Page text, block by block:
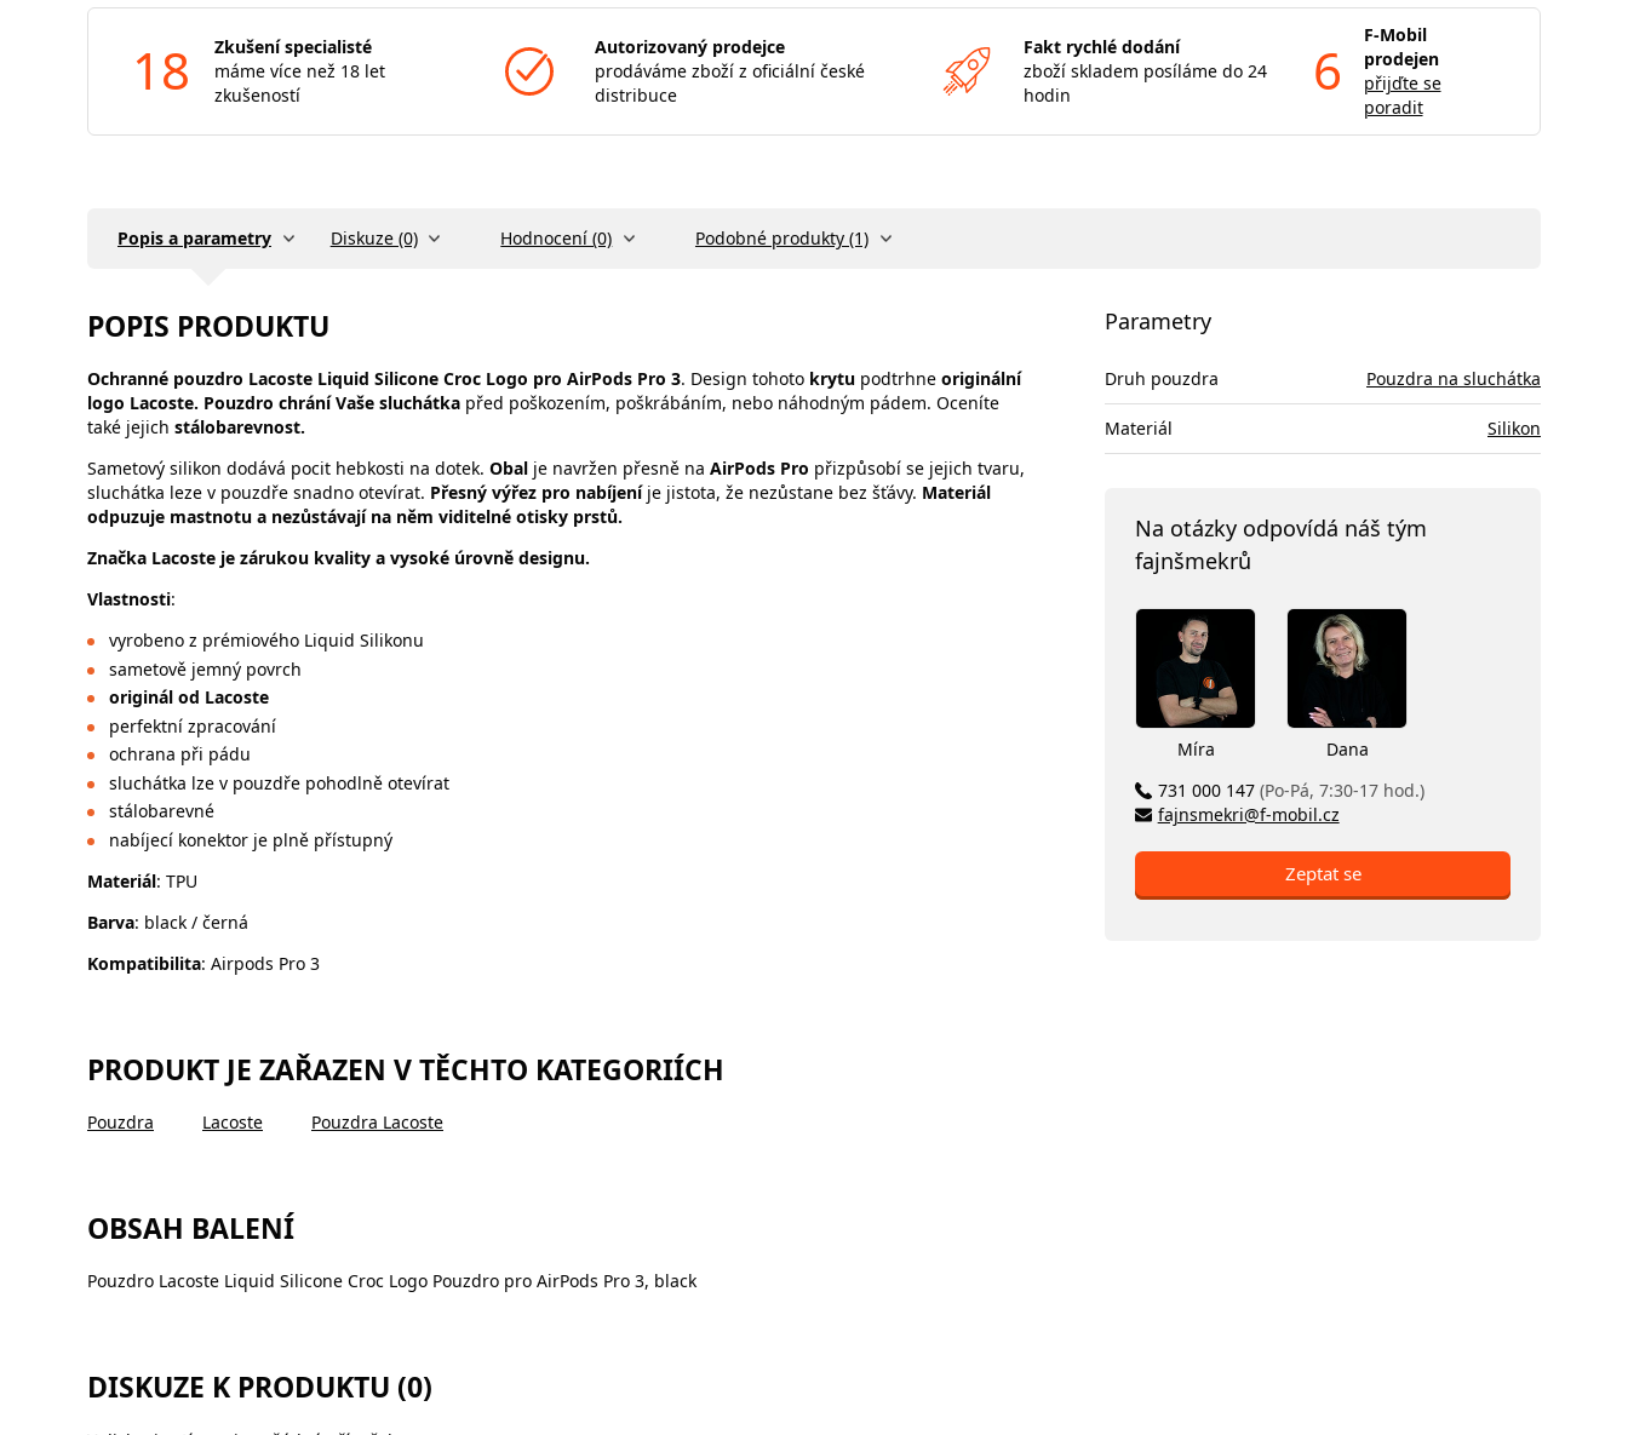
18
Zkušení specialisté
máme více než 18 let
zkušeností
Autorizovaný prodejce
prodáváme zboží z oficiální české
distribuce
Fakt rychlé dodání
zboží skladem posíláme do 24
hodin
6
F-Mobil
prodejen
přijďte se
poradit
Popis a parametry Diskuze (0) Hodnocení (0) Podobné produkty (1)
POPIS PRODUKTU
Ochranné pouzdro Lacoste Liquid Silicone Croc Logo pro AirPods Pro 3. Design tohoto krytu podtrhne originální
logo Lacoste. Pouzdro chrání Vaše sluchátka před poškozením, poškrábáním, nebo náhodným pádem. Oceníte
také jejich stálobarevnost.
Sametový silikon dodává pocit hebkosti na dotek. Obal je navržen přesně na AirPods Pro přizpůsobí se jejich tvaru,
sluchátka leze v pouzdře snadno otevírat. Přesný výřez pro nabíjeníje jistota, že nezůstane bez šťávy. Materiál
odpuzuje mastnotu a nezůstávají na něm viditelné otisky prstů.
Značka Lacoste je zárukou kvality a vysoké úrovně designu.
Vlastnosti:
vyrobeno z prémiového Liquid Silikonu
sametově jemný povrch
originál od Lacoste
perfektní zpracování
ochrana při pádu
sluchátka lze v pouzdře pohodlně otevírat
stálobarevné
nabíjecí konektor je plně přístupný
Materiál: TPU
Barva: black / černá
Kompatibilita: Airpods Pro 3
PRODUKT JE ZAŘAZEN V TĚCHTO KATEGORIÍCH
Pouzdra Lacoste Pouzdra Lacoste
OBSAH BALENÍ
Pouzdro Lacoste Liquid Silicone Croc Logo Pouzdro pro AirPods Pro 3, black
DISKUZE K PRODUKTU (0)
Parametry
Druh pouzdra Pouzdra na sluchátka
Materiál Silikon
Na otázky odpovídá náš tým
fajnšmekrů
Míra
Dana
731 000 147 (Po-Pá, 7:30-17 hod.)
fajnsmekri@f-mobil.cz
Zeptat se